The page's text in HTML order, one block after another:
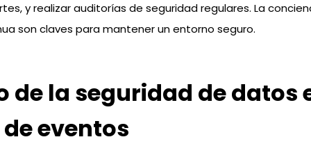
y realizar auditorías de seguridad regulares. La
son claves para mantener un entorno seguro.
de la seguridad de datos
eventos